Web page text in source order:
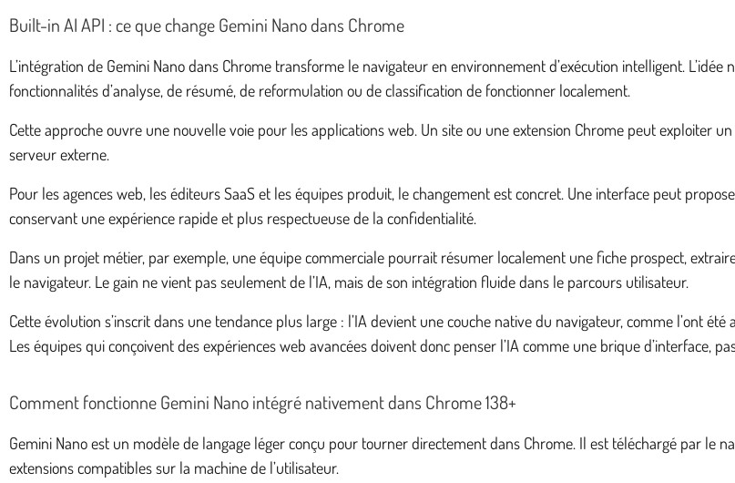
Built-in AI API : ce que change Gemini Nano dans Chrome
L’intégration de Gemini Nano dans Chrome transforme le navigateur en environnement d’exécution intelligent.
fonctionnalités d’analyse, de résumé, de reformulation ou de classification de fonctionner localement.
Cette approche ouvre une nouvelle voie pour les applications web. Un site ou une extension Chrome peut exploiter
serveur externe.
Pour les agences web, les éditeurs SaaS et les équipes produit, le changement est concret. Une interface peut
conservant une expérience rapide et plus respectueuse de la confidentialité.
Dans un projet métier, par exemple, une équipe commerciale pourrait résumer localement une fiche prospect,
le navigateur. Le gain ne vient pas seulement de l’IA, mais de son intégration fluide dans le parcours utilisateur.
Cette évolution s’inscrit dans une tendance plus large : l’IA devient une couche native du navigateur, comme l’ont
Les équipes qui conçoivent des expériences web avancées doivent donc penser l’IA comme une brique d’interface,
Comment fonctionne Gemini Nano intégré nativement dans Chrome 138+
Gemini Nano est un modèle de langage léger conçu pour tourner directement dans Chrome. Il est téléchargé par le
extensions compatibles sur la machine de l’utilisateur.